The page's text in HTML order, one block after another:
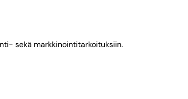
sekä markkinointitarkoituksiin.